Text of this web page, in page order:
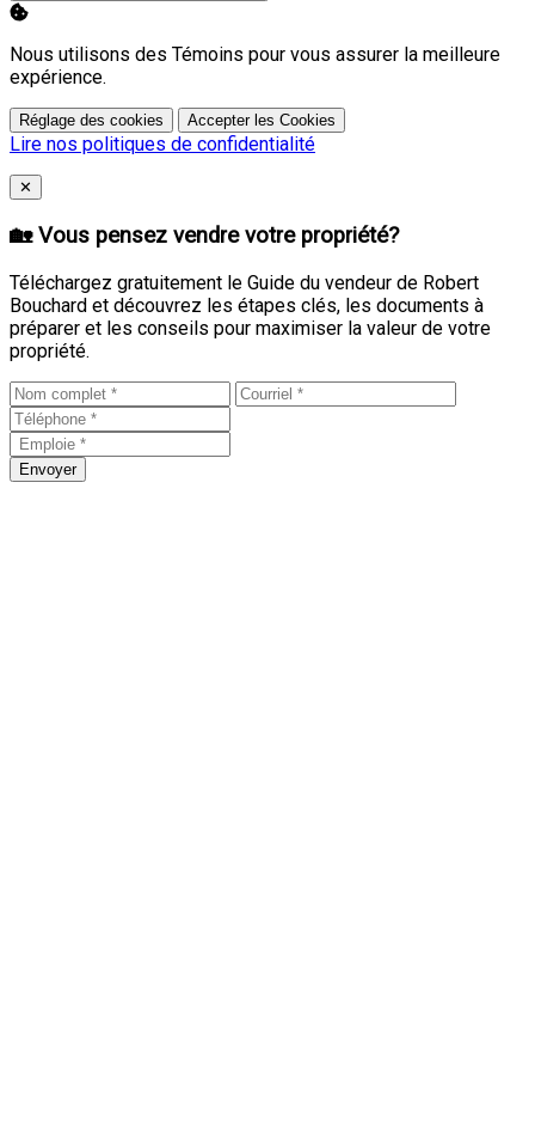
Nous utilisons des Témoins pour vous assurer la meilleure
expérience.
Réglage des cookies Accepter les Cookies
Lire nos politiques de confidentialité
Close
✕
🏡 Vous pensez vendre votre propriété?
Téléchargez gratuitement le Guide du vendeur de Robert
Bouchard et découvrez les étapes clés, les documents à
préparer et les conseils pour maximiser la valeur de votre
propriété.
Envoyer